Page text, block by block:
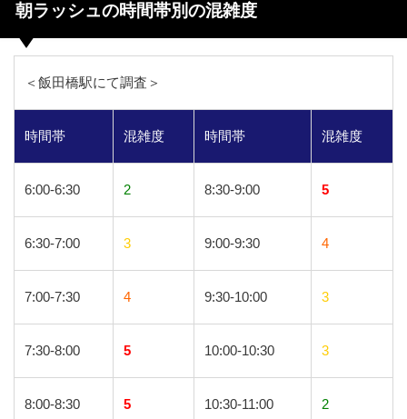
朝ラッシュの時間帯別の混雑度
＜飯田橋駅にて調査＞
時間帯 混雑度 時間帯 混雑度
6:00-6:30 2 8:30-9:00 5
6:30-7:00 3 9:00-9:30 4
7:00-7:30 4 9:30-10:00 3
7:30-8:00 5 10:00-10:30 3
8:00-8:30 5 10:30-11:00 2